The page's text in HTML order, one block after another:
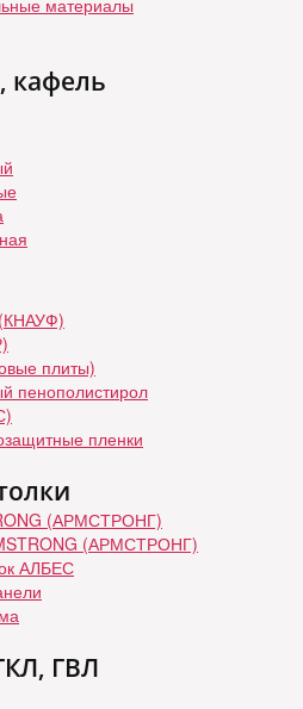
материалы
кафель
плиты)
пенополистирол
пленки
(АРМСТРОНГ)
(АРМСТРОНГ)
АЛБЕС
ГВЛ